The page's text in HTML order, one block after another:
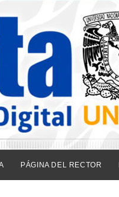
PÁGINA DEL RECTOR